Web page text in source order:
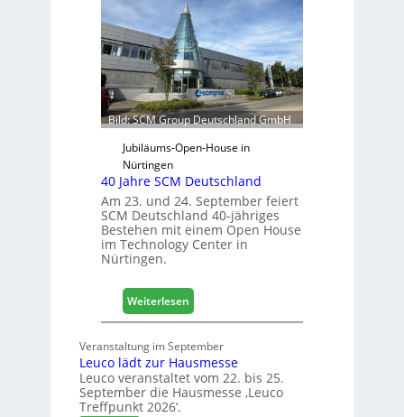
s
j
a
h
r
r
e
t
e
r
f
ü
r
D
c
+
H
o
2
0
8
Bild: SCM Group Deutschland GmbH
Jubiläums-Open-House in
Nürtingen
40 Jahre SCM Deutschland
Am 23. und 24. September feiert
SCM Deutschland 40-jähriges
Bestehen mit einem Open House
im Technology Center in
Nürtingen.
Weiterlesen:
4
J
a
h
Veranstaltung im September
Leuco lädt zur Hausmesse
Leuco veranstaltet vom 22. bis 25.
September die Hausmesse ‚Leuco
Treffpunkt 2026‘.